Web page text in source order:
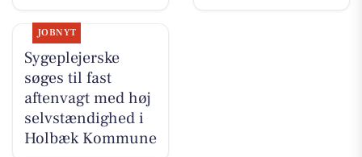
JOBNYT
Sygeplejerske
søges til fast
aftenvagt med høj
selvstændighed i
Holbæk Kommune